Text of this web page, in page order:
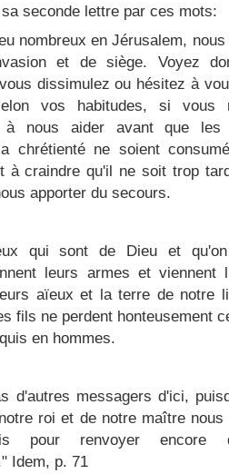
seconde lettre par ces mots:
nombreux en Jérusalem,
et de siège. Voyez
dissimulez ou hésitez à
vos habitudes, si vous
à nous aider avant que les
chrétienté ne soient
à craindre qu'il ne soit trop
apporter du secours.
qui sont de Dieu et qu'on
leurs armes et viennent
aïeux et la terre de notre
fils ne perdent honteusement
en hommes.
d'autres messagers d'ici,
roi et de notre maître nous
pour renvoyer encore
Idem, p. 71